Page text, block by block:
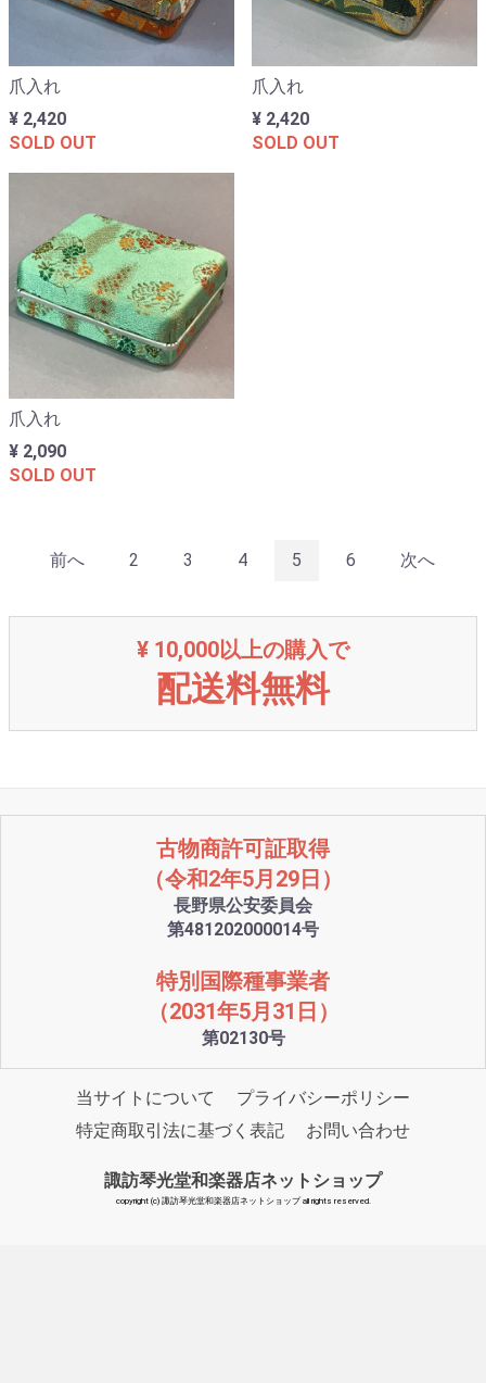
爪入れ
¥ 2,420
SOLD OUT
爪入れ
¥ 2,420
SOLD OUT
爪入れ
¥ 2,090
SOLD OUT
前へ 2 3 4 5 6 次へ
¥ 10,000以上の購入で
配送料無料
古物商許可証取得
（令和2年5月29日）
長野県公安委員会
第481202000014号
特別国際種事業者
（2031年5月31日）
第02130号
当サイトについて
プライバシーポリシー
特定商取引法に基づく表記
お問い合わせ
諏訪琴光堂和楽器店ネットショップ
copyright (c) 諏訪琴光堂和楽器店ネットショップ all rights reserved.